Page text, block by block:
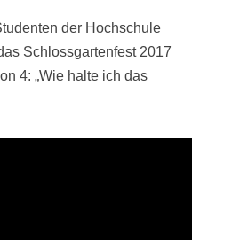
der Hochschule
Schlossgartenfest 2017
4: „Wie halte ich das